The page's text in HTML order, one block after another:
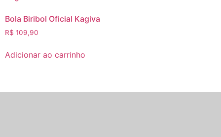
Bola Biribol Oficial Kagiva
R$ 109,90
Adicionar ao carrinho